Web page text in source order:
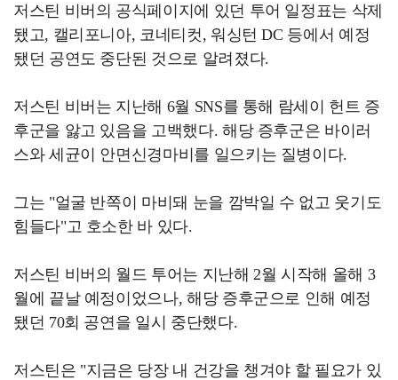
저스틴 비버의 공식페이지에 있던 투어 일정표는 삭제
됐고, 캘리포니아, 코네티컷, 워싱턴 DC 등에서 예정
됐던 공연도 중단된 것으로 알려졌다.
저스틴 비버는 지난해 6월 SNS를 통해 람세이 헌트 증
후군을 앓고 있음을 고백했다. 해당 증후군은 바이러
스와 세균이 안면신경마비를 일으키는 질병이다.
그는 "얼굴 반쪽이 마비돼 눈을 깜박일 수 없고 웃기도
힘들다"고 호소한 바 있다.
저스틴 비버의 월드 투어는 지난해 2월 시작해 올해 3
월에 끝날 예정이었으나, 해당 증후군으로 인해 예정
됐던 70회 공연을 일시 중단했다.
저스틴은 "지금은 당장 내 건강을 챙겨야 할 필요가 있